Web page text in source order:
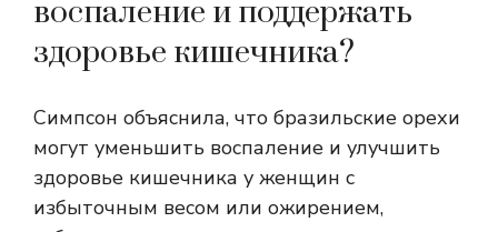
воспаление и поддержать
здоровье кишечника?
Симпсон объяснила, что бразильские орехи
могут уменьшить воспаление и улучшить
здоровье кишечника у женщин с
избыточным весом или ожирением,